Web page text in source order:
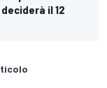
il 12